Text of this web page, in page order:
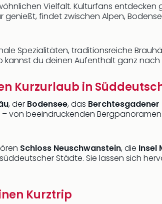
Vielfalt. Kulturfans
genießt, findet zwischen Alpen,
Spezialitäten, traditionsreiche
kannst du deinen Aufenthalt ganz
Kurzurlaub in
, der Bodensee, das Berchtesgadener
von beeindruckenden
Schloss Neuschwanstein, die Insel
Städte. Sie lassen sich
Kurztrip